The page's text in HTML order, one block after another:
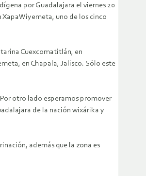
por Guadalajara el viernes 20
uno de los cinco
Cuexcomatitlán, en
en Chapala, Jalisco. Sólo este
otro lado esperamos promover
de la nación wixárika y
además que la zona es